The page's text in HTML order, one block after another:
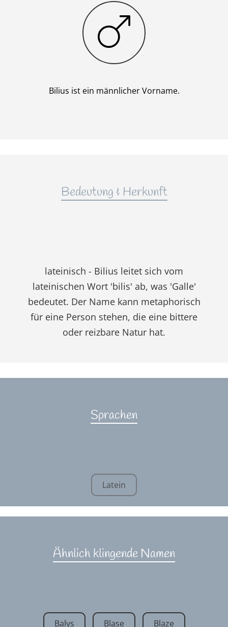
Junge
Bilius ist ein männlicher Vorname.
Bedeutung & Herkunft
lateinisch - Bilius leitet sich vom
lateinischen Wort 'bilis' ab, was 'Galle'
bedeutet. Der Name kann metaphorisch
für eine Person stehen, die eine bittere
oder reizbare Natur hat.
Sprachen
Latein
Ähnlich klingende Namen
Balys Blase Blaze